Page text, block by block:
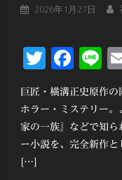
2026年1月27日
巨匠・横溝正史原作
ホラー・ミステリー
家の一族』などで知ら
ー小説を、完全新作
[…]